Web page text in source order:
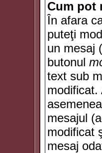
Cum pot
În afara
puteţi
un mesaj
butonul
text sub
modificat.
mesajul
modificat
mesaj